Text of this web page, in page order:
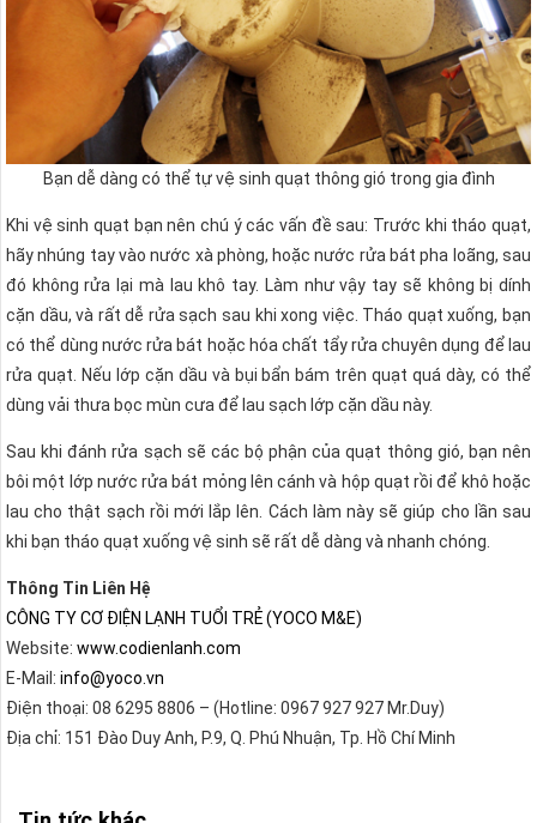
Bạn dễ dàng có thể tự vệ sinh quạt thông gió trong gia đình
Khi vệ sinh quạt bạn nên chú ý các vấn đề sau: Trước khi tháo quạt,
hãy nhúng tay vào nước xà phòng, hoặc nước rửa bát pha loãng, sau
đó không rửa lại mà lau khô tay. Làm như vậy tay sẽ không bị dính
cặn dầu, và rất dễ rửa sạch sau khi xong việc. Tháo quạt xuống, bạn
có thể dùng nước rửa bát hoặc hóa chất tẩy rửa chuyên dụng để lau
rửa quạt. Nếu lớp cặn dầu và bụi bẩn bám trên quạt quá dày, có thể
dùng vải thưa bọc mùn cưa để lau sạch lớp cặn dầu này.
Sau khi đánh rửa sạch sẽ các bộ phận của quạt thông gió, bạn nên
bôi một lớp nước rửa bát mỏng lên cánh và hộp quạt rồi để khô hoặc
lau cho thật sạch rồi mới lắp lên. Cách làm này sẽ giúp cho lần sau
khi bạn tháo quạt xuống vệ sinh sẽ rất dễ dàng và nhanh chóng.
Thông Tin Liên Hệ
CÔNG TY CƠ ĐIỆN LẠNH TUỔI TRẺ (YOCO M&E)
Website: www.codienlanh.com
E-Mail: info@yoco.vn
Điện thoại: 08 6295 8806 – (Hotline: 0967 927 927 Mr.Duy)
Địa chỉ: 151 Đào Duy Anh, P.9, Q. Phú Nhuận, Tp. Hồ Chí Minh